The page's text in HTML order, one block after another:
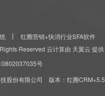
红圈营销+快消行业SFA软件
Reserved 云计算由 天翼云 提
号
股份有限公司 版本：红圈